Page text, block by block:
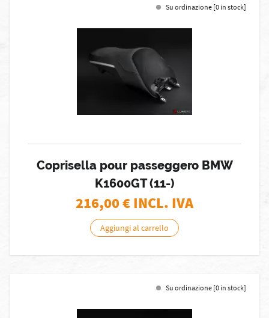
Su ordinazione [0 in stock]
Coprisella pour passeggero BMW
K1600GT (11-)
216,00€ INCL. IVA
Aggiungi al carrello
Su ordinazione [0 in stock]